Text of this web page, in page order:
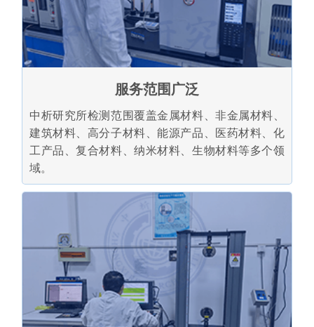
服务范围广泛
中析研究所检测范围覆盖金属材料、非金属材料、
建筑材料、高分子材料、能源产品、医药材料、化
工产品、复合材料、纳米材料、生物材料等多个领
域。